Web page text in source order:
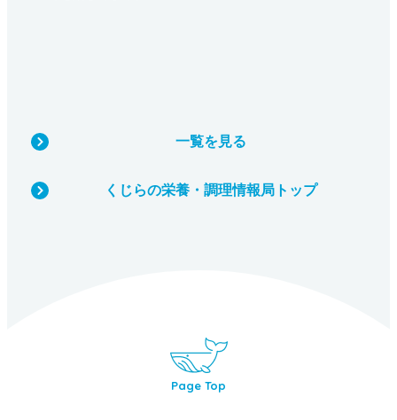
一覧を見る
くじらの栄養・調理情報局トップ
Page Top